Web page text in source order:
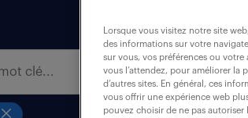
où ?
charente
Lorsque vous visitez notre site
des informations sur votre
sur vous, vos préférences ou
vous l’attendez, pour améliorer la
d’autres sites. En général, ces
vous offrir une expérience web
pouvez choisir de ne pas autoriser